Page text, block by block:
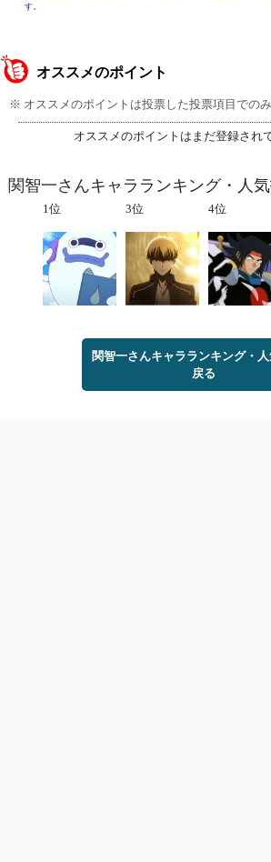
す。
オススメのポイント
※ オススメのポイントは投票した投票項目でのみ
オススメのポイントはまだ登録され
関智一さんキャラランキング・人
1位 3位 4位
関智一さんキャラランキング・
戻る